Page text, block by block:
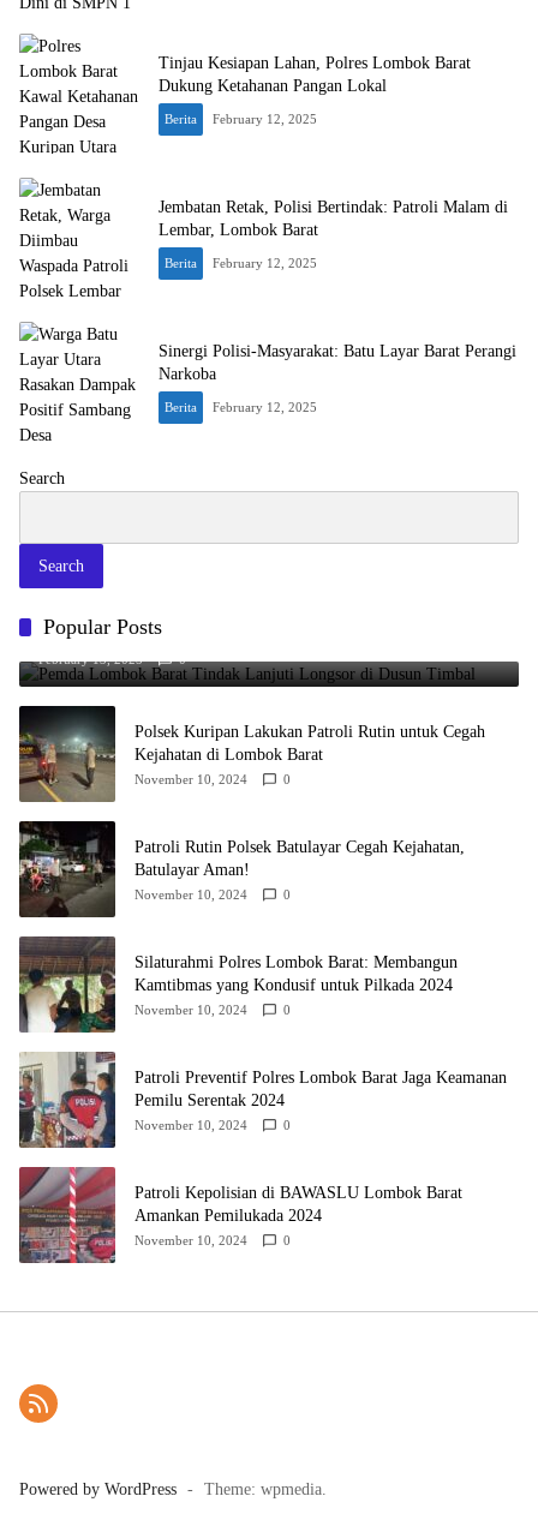
Tinjau Kesiapan Lahan, Polres Lombok Barat
Dukung Ketahanan Pangan Lokal
Berita February 12, 2025
Jembatan Retak, Polisi Bertindak: Patroli Malam di
Lembar, Lombok Barat
Berita February 12, 2025
Sinergi Polisi-Masyarakat: Batu Layar Barat Perangi
Narkoba
Berita February 12, 2025
Search
Search
Popular Posts
Pemda Lombok Barat Tindak Lanjuti Longsor di Dusun Timbal
February 13, 2025 0
Polsek Kuripan Lakukan Patroli Rutin untuk Cegah
Kejahatan di Lombok Barat
November 10, 2024 0
Patroli Rutin Polsek Batulayar Cegah Kejahatan,
Batulayar Aman!
November 10, 2024 0
Silaturahmi Polres Lombok Barat: Membangun
Kamtibmas yang Kondusif untuk Pilkada 2024
November 10, 2024 0
Patroli Preventif Polres Lombok Barat Jaga Keamanan
Pemilu Serentak 2024
November 10, 2024 0
Patroli Kepolisian di BAWASLU Lombok Barat
Amankan Pemilukada 2024
November 10, 2024 0
Powered by WordPress - Theme: wpmedia.